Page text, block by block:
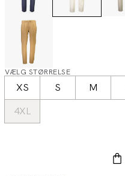
VÆLG STØRRELSE
XS S M
4XL